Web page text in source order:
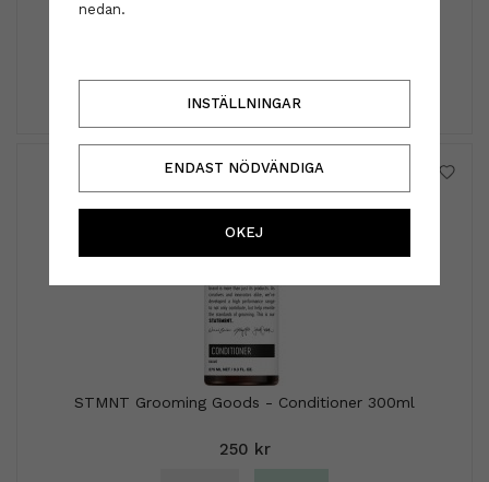
STMNT Grooming Goods - Conditioner 300ml
250 kr
nedan.
INSTÄLLNINGAR
ENDAST NÖDVÄNDIGA
OKEJ